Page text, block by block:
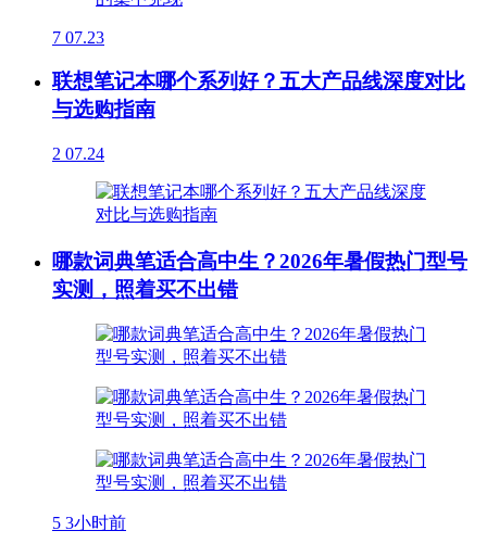
7 07.23
联想笔记本哪个系列好？五大产品线深度对比
与选购指南
2 07.24
哪款词典笔适合高中生？2026年暑假热门型号
实测，照着买不出错
5 3小时前